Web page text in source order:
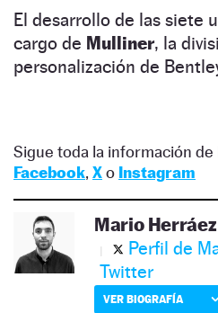
El desarrollo de las siete
cargo de Mulliner, la
personalización de
Sigue toda la información de
Facebook, Xo Instagram
Mario Herráez
Perfil de
Twitter
VER BIOGRAFÍA